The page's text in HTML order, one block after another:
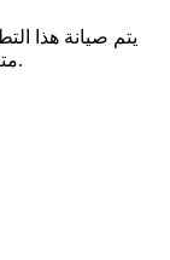
يتم صيانة هذا
متعددة. آخر تحديث كان في 2026-05-12 16:24:00.